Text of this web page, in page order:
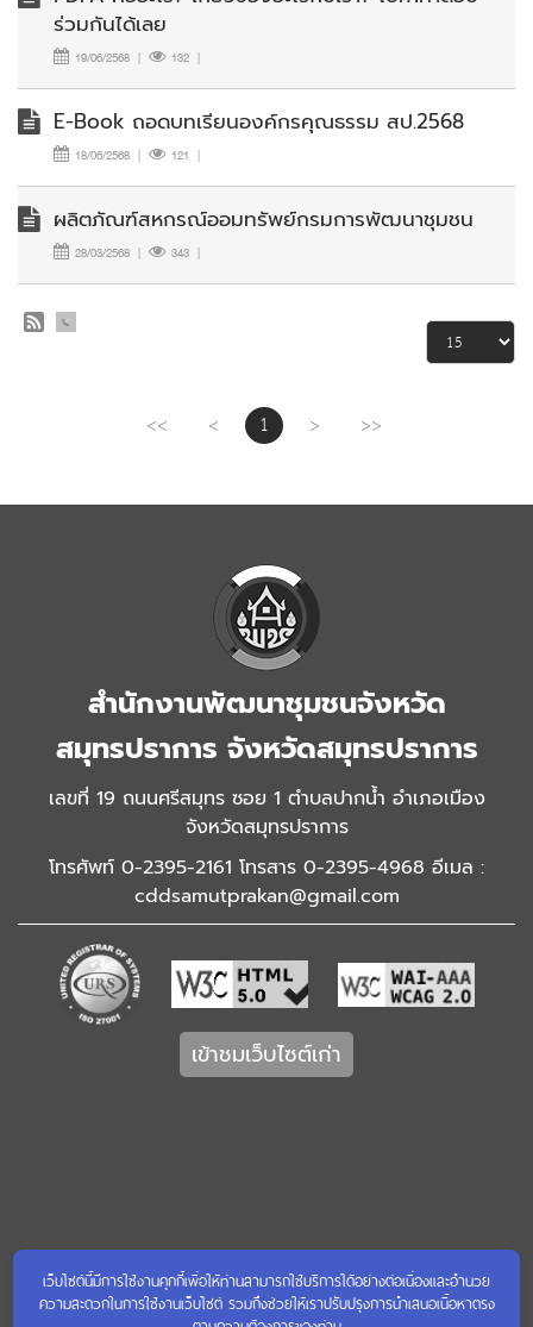
ร่วมกันได้เลย
19/06/2568 | 132 |
E-Book ถอดบทเรียนองค์กรคุณธรรม สป.2568
18/06/2568 | 121 |
ผลิตภัณฑ์สหกรณ์ออมทรัพย์กรมการพัฒนาชุมชน
28/03/2568 | 343 |
<< < 1 > >>
สำนักงานพัฒนาชุมชนจังหวัด
สมุทรปราการ จังหวัดสมุทรปราการ
เลขที่ 19 ถนนศรีสมุทร ซอย 1 ตำบลปากน้ำ อำเภอเมือง
จังหวัดสมุทรปราการ
โทรศัพท์ 0-2395-2161 โทรสาร 0-2395-4968 อีเมล :
cddsamutprakan@gmail.com
เข้าชมเว็บไซต์เก่า
เว็บไซต์นี้มีการใช้งานคุกกี้เพื่อให้ท่านสามารถใช้บริการได้อย่างต่อเนื่องและอำนวย
ความสะดวกในการใช้งานเว็บไซต์ รวมถึงช่วยให้เราปรับปรุงการนำเสนอเนื้อหาตรง